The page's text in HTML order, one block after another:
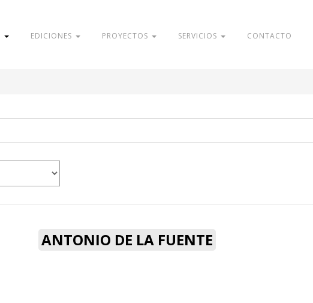
EDICIONES PROYECTOS SERVICIOS CONTACTO
ANTONIO DE LA FUENTE